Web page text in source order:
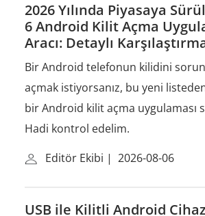
2026 Yılında Piyasaya
6 Android Kilit Açma
Aracı: Detaylı
Bir Android telefonun kilidini
açmak istiyorsanız, bu yeni
bir Android kilit açma uygulaması
Hadi kontrol edelim.
Editör Ekibi | 2026-08-06
USB ile Kilitli Android